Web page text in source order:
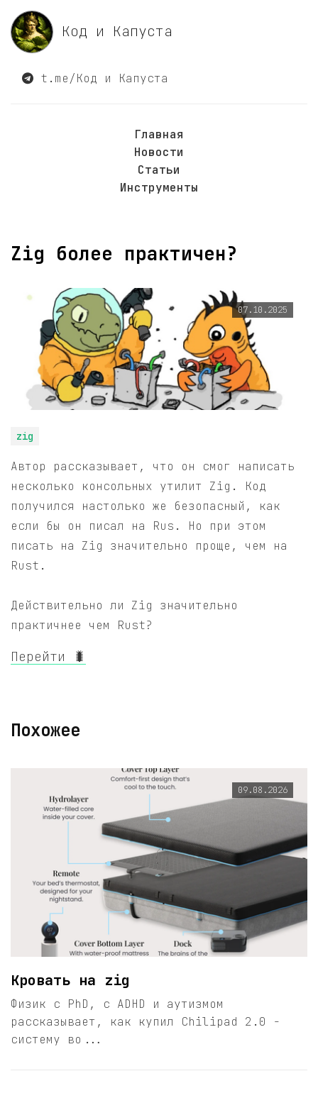
Код и Капуста
t.me/Код и Капуста
Главная
Новости
Статьи
Инструменты
Zig более практичен?
07.10.2025
zig
Автор рассказывает, что он смог написать
несколько консольных утилит Zig. Код
получился настолько же безопасный, как
если бы он писал на Rus. Но при этом
писать на Zig значительно проще, чем на
Rust.
Действительно ли Zig значительно
практичнее чем Rust?
Перейти 🐛
Похожее
09.08.2026
Кровать на zig
Физик с PhD, с ADHD и аутизмом
рассказывает, как купил Chilipad 2.0 -
систему во...